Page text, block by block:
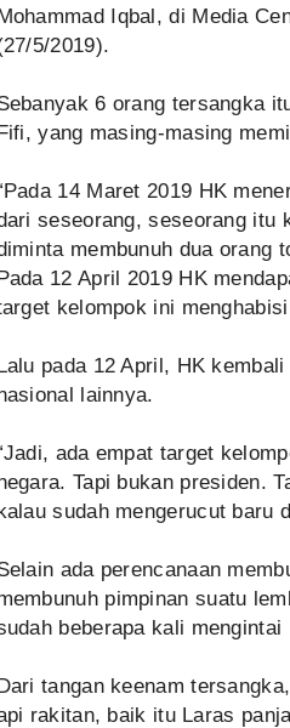
Iqbal, di Media
5/2019).
6 orang tersangka
yang masing-masing
14 Maret 2019 HK
seseorang, seseorang itu
membunuh dua orang
12 April 2019 HK
kelompok ini
pada 12 April, HK
lainnya.
ada empat target
Tapi bukan presiden.
sudah mengerucut baru
ada perencanaan
pimpinan suatu
beberapa kali mengintai
tangan keenam
rakitan, baik itu Laras